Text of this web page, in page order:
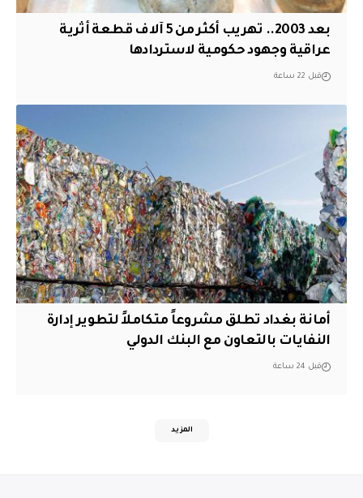
بعد 2003.. تهريب أكثر من 5 آلاف قطعة أثرية
عراقية وجهود حكومية لاستردادها
قبل 22 ساعة
أمانة بغداد تطلق مشروعاً متكاملاً لتطوير إدارة
النفايات بالتعاون مع البنك الدولي
قبل 24 ساعة
المزيد